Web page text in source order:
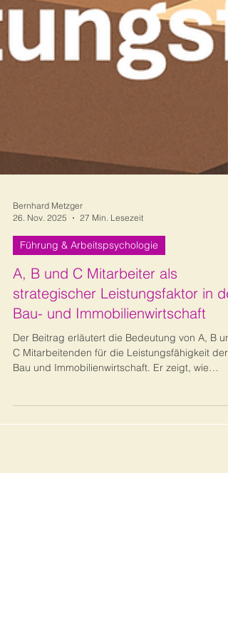
Bernhard Metzger
26. Nov. 2025
27 Min. Lesezeit
Führung & Arbeitspsychologie
A, B und C Mitarbeiter als
strategischer Leistungsfaktor in
Bau- und Immobilienwirtschaft
Der Beitrag erläutert die Bedeutung von A, B
Bau und Immobilienwirtschaft. Er zeigt, wie
Leistungsstrukturen analysiert, gesteuert und